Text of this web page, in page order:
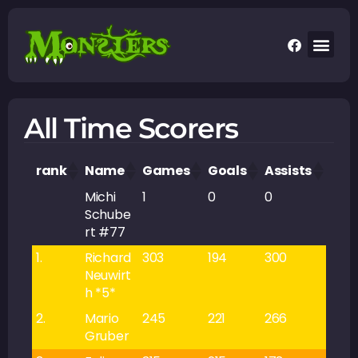
All Time Scorers
rank Name Games Goals Assists
Michi
Schube
rt #77
1 0 0
1.
Richard
Neuwirt
h *5*
303 194 300
2.
Mario
Gruber
245 221 266